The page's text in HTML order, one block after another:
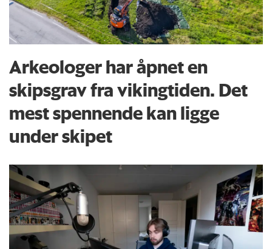
Arkeologer har åpnet en
skipsgrav fra vikingtiden. Det
mest spennende kan ligge
under skipet